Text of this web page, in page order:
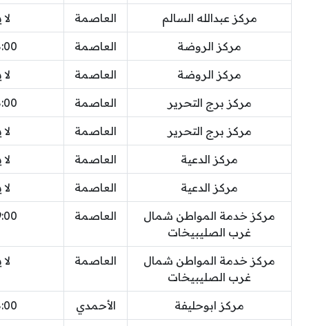
مركز عبدالله السالم العاصمة
مركز الروضة العاصمة
مركز الروضة العاصمة
مركز برج التحرير العاصمة
مركز برج التحرير العاصمة
مركز الدعية العاصمة
مركز الدعية العاصمة
مركز خدمة المواطن شمال
غرب الصليبيخات
العاصمة
مركز خدمة المواطن شمال
غرب الصليبيخات
العاصمة
مركز ابوحليفة الأحمدي